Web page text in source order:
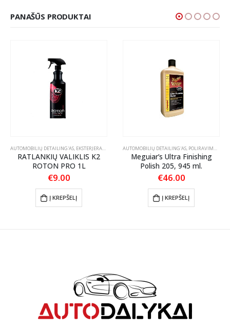
PANAŠŪS PRODUKTAI
AUTOMOBILIUI
AUTOMOBILIŲ DETAILING'AS EKSTERJERAS RATLANKIŲ PRIEŽIŪRA
RATLANKIŲ VALIKLIS K2
ROTON PRO 1L
€9.00
Į KREPŠELĮ
AUTOMOBILIŲ DETAILING'AS POLIRAVIMAS
Meguiar’s Ultra Finishing
Polish 205, 945 ml.
€46.00
Į KREPŠELĮ